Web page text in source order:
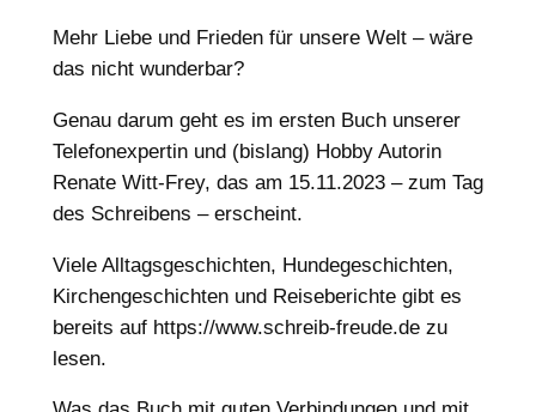
Mehr Liebe und Frieden für unsere Welt – wäre
das nicht wunderbar?
Genau darum geht es im ersten Buch unserer
Telefonexpertin und (bislang) Hobby Autorin
Renate Witt-Frey, das am 15.11.2023 – zum Tag
des Schreibens – erscheint.
Viele Alltagsgeschichten, Hundegeschichten,
Kirchengeschichten und Reiseberichte gibt es
bereits auf https://www.schreib-freude.de zu
lesen.